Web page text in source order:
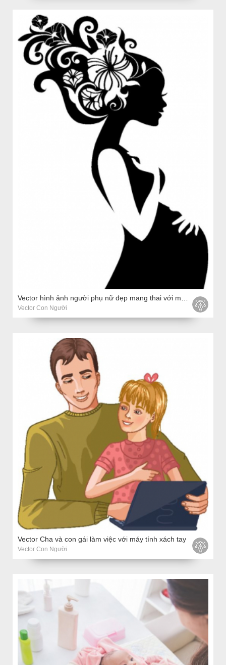
Vector Con Người
Vector Cha và con gái làm việc với máy tính xách tay
Vector Con Người